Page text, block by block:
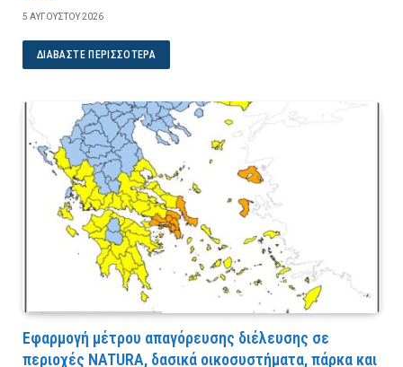
5 ΑΥΓΟΎΣΤΟΥ 2026
ΔΙΑΒΆΣΤΕ ΠΕΡΙΣΣΌΤΕΡΑ
Εφαρμογή μέτρου απαγόρευσης διέλευσης σε
περιοχές NATURA, δασικά οικοσυστήματα, πάρκα και